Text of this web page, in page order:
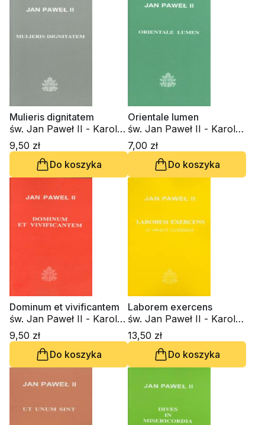
Mulieris dignitatem
św. Jan Paweł II - Karol
Wojtyła
9,50 zł
Do koszyka
Orientale lumen
św. Jan Paweł II - Karol
Wojtyła
7,00 zł
Do koszyka
Dominum et vivificantem
św. Jan Paweł II - Karol
Wojtyła
9,50 zł
Do koszyka
Laborem exercens
św. Jan Paweł II - Karol
Wojtyła
13,50 zł
Do koszyka